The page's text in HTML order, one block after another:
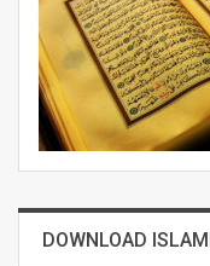
DOWNLOAD